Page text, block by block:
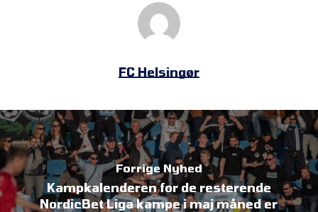
FC Helsingør
Forrige Nyhed
Kampkalenderen for de resterende
NordicBet Liga kampe i maj måned er